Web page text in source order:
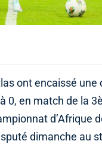
ont encaissé
0, en match de la
d’Afrique
dimanche au